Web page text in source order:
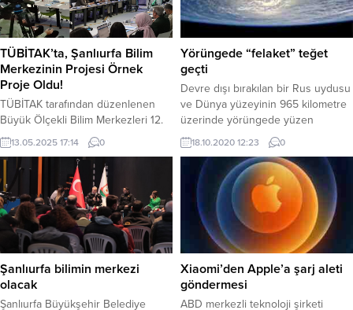
TÜBİTAK’ta, Şanlıurfa Bilim
Merkezinin Projesi Örnek
Proje Oldu!
TÜBİTAK tarafından düzenlenen
Büyük Ölçekli Bilim Merkezleri 12.
Koordinasyon toplantısı
ŞanlıurfaBüyükşehir Belediyesi
Gençlik ve Spor Hizmetleri Daire
Başkanlığı bünyesinde yer alan
Şanlıurfa BilimMerkezi’nin ev
sahipliğinde gerçekleşti. TÜBİTAK
Bilim ve Toplum Başkanı Ömer
Kökçam, ‘’SizGelemezseniz Biz
Geliriz’’ projesinin örnek bir çalışma
olduğunu söyledi. TÜBİTAK
tarafından 3 ayda bir düzenlenen
13.05.2025 17:14 0
Yörüngede “felaket” teğet
geçti
Devre dışı bırakılan bir Rus uydusu
ve Dünya yüzeyinin 965 kilometre
üzerinde yörüngede yüzen
kullanım dışı bir Çin roketinin
çarpışma riskinin çok yüksek
olduğu açıklanmıştı. Konu ile ilgili
yapılan son açıklamaya göre iki
cisim birbirlerini teğet geçecerek
yörüngedeki dolaşımlarına devam
etti. İngiliz Daily mail gaztetesine
yer alan habere göre, iki...
18.10.2020 12:23 0
Şanlıurfa bilimin merkezi
olacak
Şanlıurfa Büyükşehir Belediye
Xiaomi’den Apple’a şarj aleti
göndermesi
ABD merkezli teknoloji şirketi